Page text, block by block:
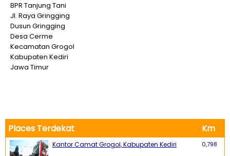
BPR Tanjung Tani
Jl. Raya Gringging
Dusun Gringging
Desa Cerme
Kecamatan Grogol
Kabupaten Kediri
Jawa Timur
Places Terdekat Km
Kantor Camat Grogol, Kabupaten Kediri 0,798